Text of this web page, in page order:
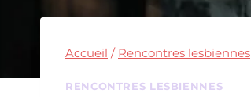
Accueil / Rencontres lesbiennes
RENCONTRES LESBIENNES